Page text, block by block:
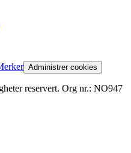
Administrer cookies
reservert. Org nr.: NO947